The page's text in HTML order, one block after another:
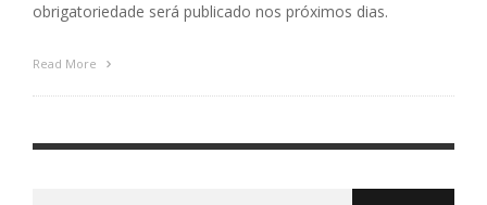
obrigatoriedade será publicado nos próximos dias.
Read More